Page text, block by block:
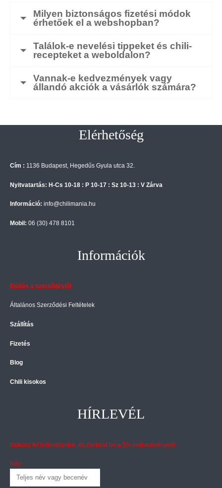
Milyen biztonságos fizetési módok
érhetőek el a webshopban?
Találok-e nevelési tippeket és chili-
recepteket a weboldalon?
Vannak-e kedvezmények vagy
állandó akciók a vásárlók számára?
Elérhetőség
Cím : 1136 Budapest, Hegedűs Gyula utca 32.
Nyitvatartás: H-Cs 10-18 : P 10-17 : Sz 10-13 : V Zárva
Információ: info@chilimania.hu
Mobil: 06 (30) 478 8101
Információk
Elállás a szerződéstől
Általános Szerződési Feltételek
Szállítás
Fizetés
Blog
Chili kisokos
HÍRLEVÉL
Iratkozz fel hírlevelünkre, és zsebeld be a 5% kedvezményed!
Név: